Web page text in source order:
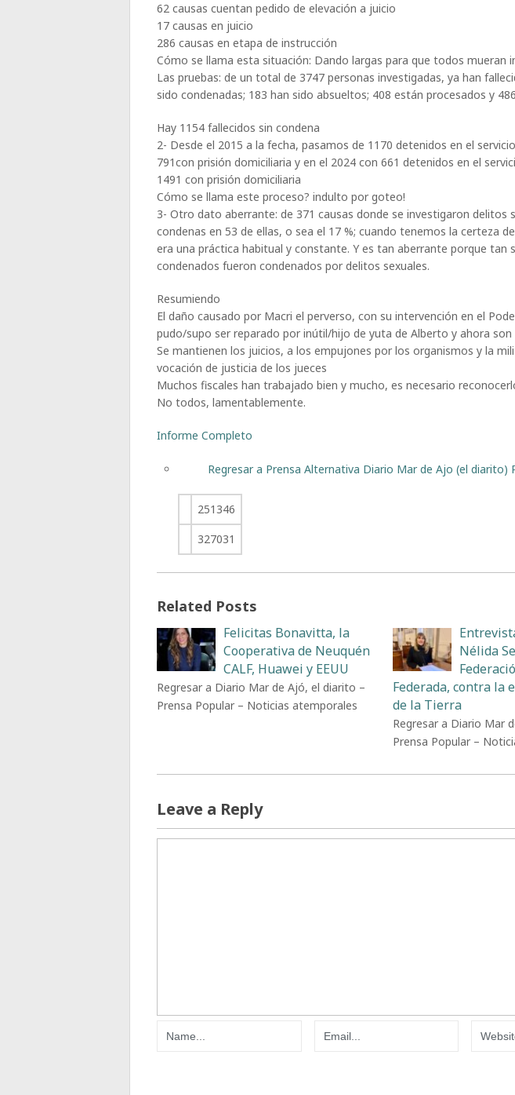
62 causas cuentan pedido de elevación a juicio
17 causas en juicio
286 causas en etapa de instrucción
Cómo se llama esta situación: Dando largas para que todos mueran
Las pruebas: de un total de 3747 personas investigadas, ya han
sido condenadas; 183 han sido absueltos; 408 están procesados y
Hay 1154 fallecidos sin condena
2- Desde el 2015 a la fecha, pasamos de 1170 detenidos en el
791con prisión domiciliaria y en el 2024 con 661 detenidos en el
1491 con prisión domiciliaria
Cómo se llama este proceso? indulto por goteo!
3- Otro dato aberrante: de 371 causas donde se investigaron delitos
condenas en 53 de ellas, o sea el 17 %; cuando tenemos la certeza
era una práctica habitual y constante. Y es tan aberrante porque tan
condenados fueron condenados por delitos sexuales.
Resumiendo
El daño causado por Macri el perverso, con su intervención en el
pudo/supo ser reparado por inútil/hijo de yuta de Alberto y ahora son
Se mantienen los juicios, a los empujones por los organismos y la
vocación de justicia de los jueces
Muchos fiscales han trabajado bien y mucho, es necesario
No todos, lamentablemente.
Informe Completo
Regresar a Prensa Alternativa Diario Mar de Ajo (el diarito)
251346
327031
Related Posts
Felicitas Bonavitta, la
Cooperativa de Neuquén
CALF, Huawei y EEUU
Regresar a Diario Mar de Ajó, el diarito –
Prensa Popular – Noticias atemporales
Nélida
Federada, contra la
de la Tierra
Regresar a Diario Mar
Prensa Popular –
Leave a Reply